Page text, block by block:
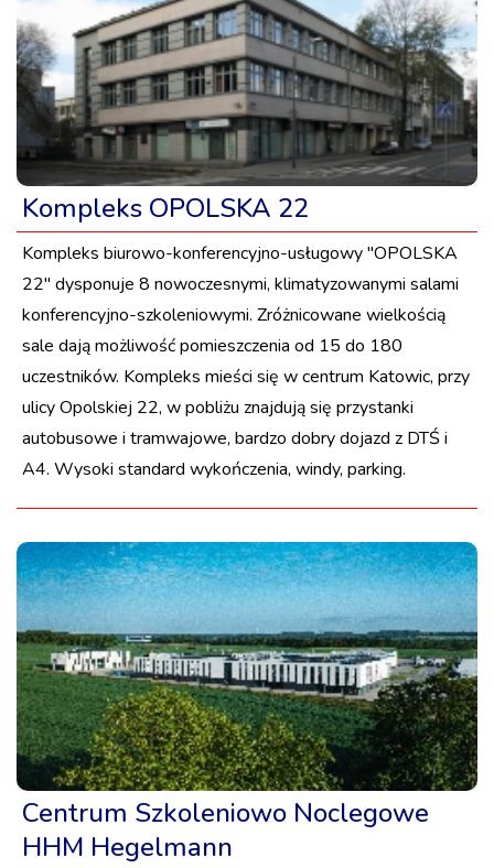
Kompleks OPOLSKA 22
Kompleks biurowo-konferencyjno-usługowy "OPOLSKA
22" dysponuje 8 nowoczesnymi, klimatyzowanymi salami
konferencyjno-szkoleniowymi. Zróżnicowane wielkością
sale dają możliwość pomieszczenia od 15 do 180
uczestników. Kompleks mieści się w centrum Katowic, przy
ulicy Opolskiej 22, w pobliżu znajdują się przystanki
autobusowe i tramwajowe, bardzo dobry dojazd z DTŚ i
A4. Wysoki standard wykończenia, windy, parking.
Centrum Szkoleniowo Noclegowe
HHM Hegelmann